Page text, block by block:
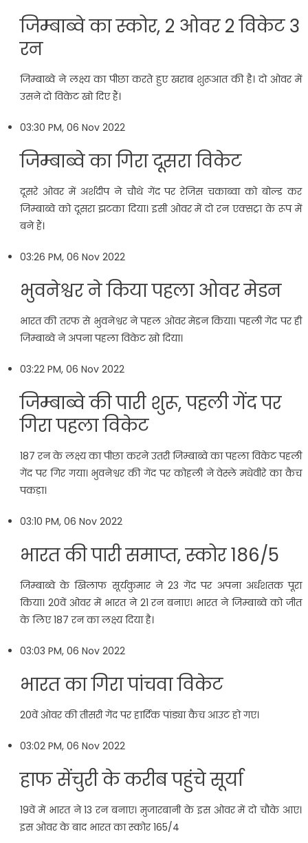
जिम्बाब्वे का स्कोर, 2 ओवर 2 विकेट 3
रन
जिम्बाब्वे ने लक्ष्य का पीछा करते हुए खराब शुरूआत की है। दो ओवर में
उसने दो विकेट खो दिए हैं।
03:30 PM, 06 Nov 2022
जिम्बाब्वे का गिरा दूसरा विकेट
दूसरे ओवर में अर्शदीप ने चौथे गेंद पर रेजिस चकाब्वा को बोल्ड कर
जिम्बाब्वे को दूसरा झटका दिया। इसी ओवर में दो रन एक्सट्रा के रूप में
बने हैं।
03:26 PM, 06 Nov 2022
भुवनेश्वर ने किया पहला ओवर मेडन
भारत की तरफ से भुवनेश्वर ने पहल ओवर मेडन किया। पहली गेंद पर ही
जिम्बाब्वे ने अपना पहला विकेट खो दिया।
03:22 PM, 06 Nov 2022
जिम्बाब्वे की पारी शुरू, पहली गेंद पर
गिरा पहला विकेट
187 रन के लक्ष्य का पीछा करने उतरी जिम्बाब्वे का पहला विकेट पहली
गेंद पर गिर गया। भुवनेश्वर की गेंद पर कोहली ने वेस्ले मधेवीरे का कैच
पकड़ा।
03:10 PM, 06 Nov 2022
भारत की पारी समाप्त, स्कोर 186/5
जिम्बाब्वे के खिलाफ सूर्यकुमार ने 23 गेंद पर अपना अर्धशतक पूरा
किया। 20वें ओवर में भारत ने 21 रन बनाए। भारत ने जिम्बाब्वे को जीत
के लिए 187 रन का लक्ष्य दिया है।
03:03 PM, 06 Nov 2022
भारत का गिरा पांचवा विकेट
20वें ओवर की तीसरी गेंद पर हार्दिक पांड्या कैच आउट हो गए।
03:02 PM, 06 Nov 2022
हाफ सेंचुरी के करीब पहुंचे सूर्या
19वें में भारत ने 13 रन बनाए। मुजारबानी के इस ओवर में दो चौके आए।
इस ओवर के बाद भारत का स्कोर 165/4